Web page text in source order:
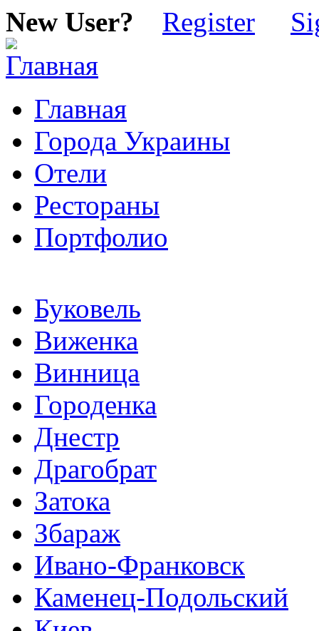
New User? Register
Главная
Города Украины
Отели
Рестораны
Портфолио
Буковель
Виженка
Винница
Городенка
Днестр
Драгобрат
Затока
Збараж
Ивано-Франковск
Каменец-Подольский